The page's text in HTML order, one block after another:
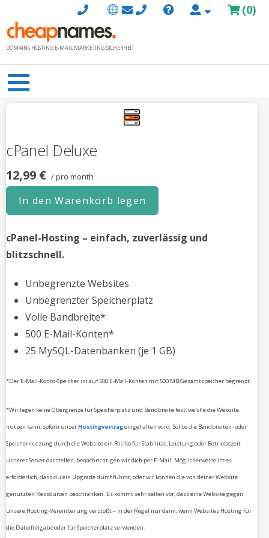
Inhalt
springen
(0)
DOMAINS HOSTING E-MAIL MARKETING SICHERHEIT
cPanel Deluxe
12,99 € / pro month
In den Warenkorb legen
cPanel-Hosting – einfach, zuverlässig und
blitzschnell.
Unbegrenzte Websites
Unbegrenzter Speicherplatz
Volle Bandbreite*
500 E-Mail-Konten*
25 MySQL-Datenbanken (je 1 GB)
*Der E-Mail-Konto-Speicher ist auf 500 E-Mail-Konten mit 500 MB Gesamtspeicher begrenzt.
*Wir legen keine Obergrenze für Speicherplatz und Bandbreite fest, welche die Website
nutzen kann, sofern unserHostingvertrageingehalten wird. Sollte die Bandbreiten- oder
Speichernutzung durch die Website ein Risiko für Stabilität, Leistung oder Betriebszeit
unserer Server darstellen, benachrichtigen wir dich per E-Mail. Möglicherweise ist es
erforderlich, dass du ein Upgrade durchführst, oder wir können die von deiner Website
genutzten Ressourcen beschränken. Es kommt sehr selten vor, dass eine Website gegen
unsere Hosting-Vereinbarung verstößt – in der Regel nur dann, wenn Websites Hosting für
die Dateifreigabe oder für Speicherplatz verwenden.